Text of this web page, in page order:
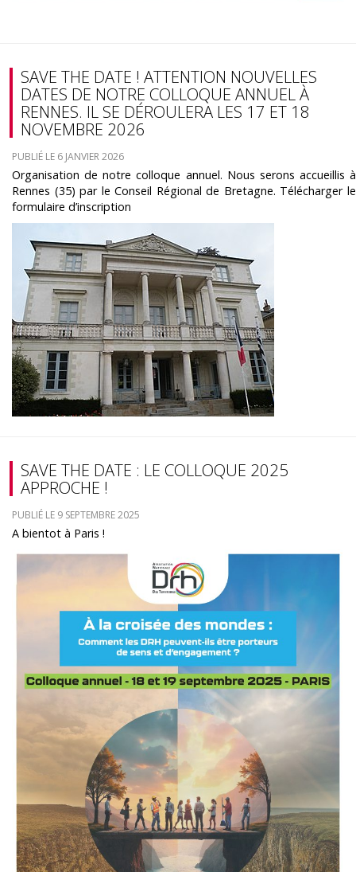
SAVE THE DATE ! ATTENTION NOUVELLES
DATES DE NOTRE COLLOQUE ANNUEL À
RENNES. IL SE DÉROULERA LES 17 ET 18
NOVEMBRE 2026
PUBLIÉ LE 6 JANVIER 2026
Organisation de notre colloque annuel. Nous serons accueillis à
Rennes (35) par le Conseil Régional de Bretagne. Télécharger le
formulaire d’inscription
SAVE THE DATE : LE COLLOQUE 2025
APPROCHE !
PUBLIÉ LE 9 SEPTEMBRE 2025
A bientot à Paris !